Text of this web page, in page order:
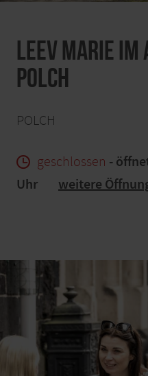
Leev Marie
Polch
POLCH
geschlossen -
Uhr
weitere